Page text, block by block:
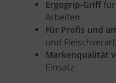
Ergogrip-Grifffür
Arbeiten
Für Profis und
und
Markenqualität
Einsatz
Messung der
Messung der
Analyse von
von Daten aus
Entwicklung und
Verwendung reduzierter